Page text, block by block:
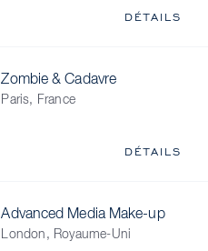
DÉTAILS
Zombie & Cadavre
Paris, France
DÉTAILS
Advanced Media Make-up
London, Royaume-Uni